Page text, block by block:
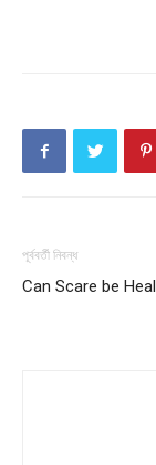
পূর্ববর্তী নিবন্ধ
Can Scare be